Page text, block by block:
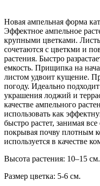
Новая ампельная форма
Эффектное ампельное
крупными цветками.
сочетаются с цветкми и
растения. Быстро
емкость. Прищипка на
листом удвоит кущение.
погоду. Идеально
украшения лоджий и
качестве ампельного
использовать как
быстро растет, занимая
покрывая почву плотным
используется в качестве
Высота растения: 10–15 см.
Размер цветка: 5-6 см.